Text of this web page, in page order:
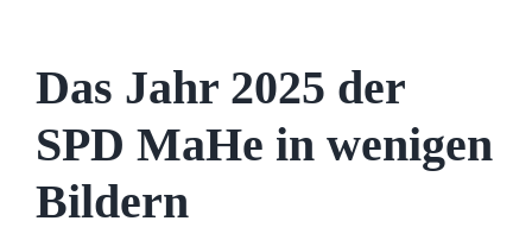
Das Jahr 2025 der
SPD MaHe in wenigen
Bildern